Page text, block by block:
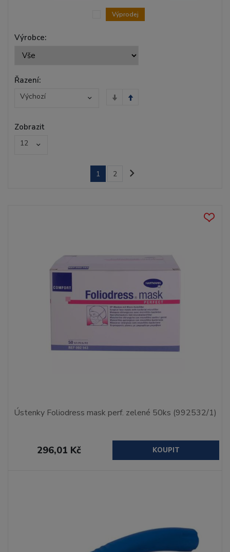
Výrobce:
Výprodej
Řazení:
Výchozí
Zobrazit
12
1 2
Ústenky Foliodress mask perf. zelené 50ks (992532/1)
296,01 Kč KOUPIT